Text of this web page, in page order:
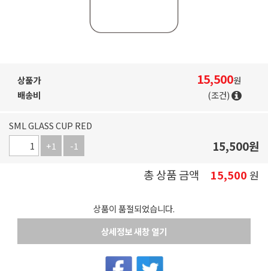
상품가 15,500원
배송비
(조건)
SML GLASS CUP RED
+1
-1 15,500원
총 상품 금액
15,500 원
상품이 품절되었습니다.
상세정보 새창 열기